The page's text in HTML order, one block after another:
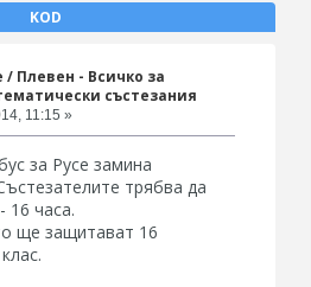
KOD
/ Плевен - Всичко за
състезания
11:15 »
за Русе замина
трябва да
16 часа.
ще защитават 16